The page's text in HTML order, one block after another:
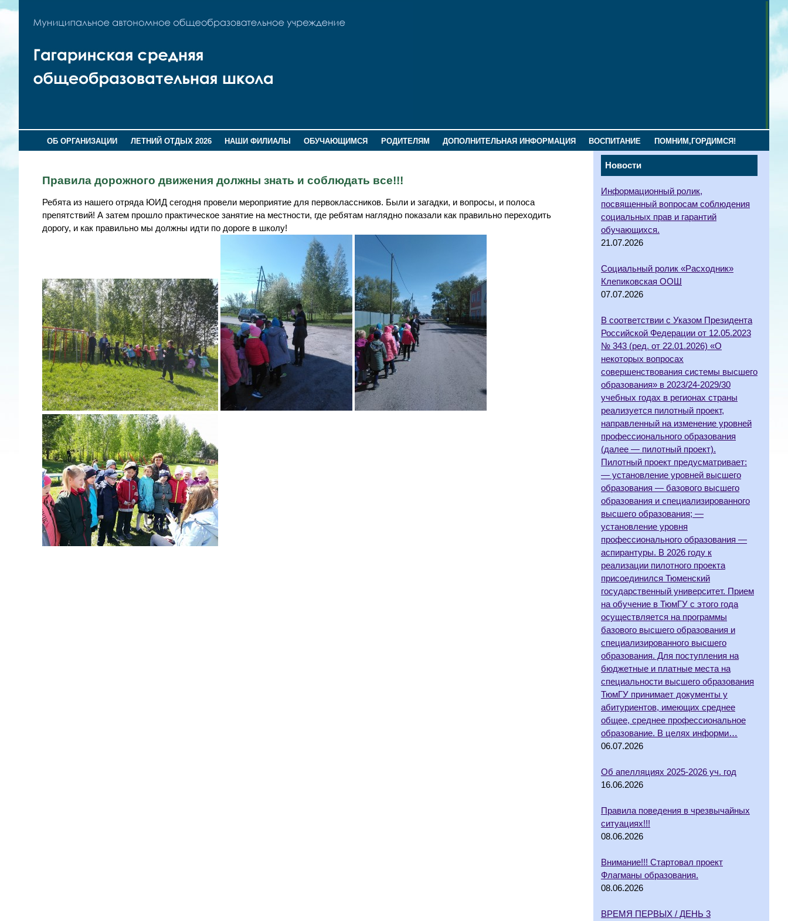
ОБ ОРГАНИЗАЦИИ ЛЕТНИЙ ОТДЫХ 2026 НАШИ ФИЛИАЛЫ ОБУЧАЮЩИМСЯ РОДИТЕЛЯМ ДОПОЛНИТЕЛЬНАЯ ИНФОРМАЦИЯ ВОСПИТАНИЕ ПОМНИМ,ГОРДИМСЯ!
Новости
Информационный ролик,
посвященный вопросам соблюдения
социальных прав и гарантий
обучающихся.
21.07.2026
Социальный ролик «Расходник»
Клепиковская ООШ
07.07.2026
В соответствии с Указом Президента
Российской Федерации от 12.05.2023
№ 343 (ред. от 22.01.2026) «О
некоторых вопросах
совершенствования системы высшего
образования» в 2023/24-2029/30
учебных годах в регионах страны
реализуется пилотный проект,
направленный на изменение уровней
профессионального образования
(далее — пилотный проект).
Пилотный проект предусматривает:
— установление уровней высшего
образования — базового высшего
образования и специализированного
высшего образования; —
установление уровня
профессионального образования —
аспирантуры. В 2026 году к
реализации пилотного проекта
присоединился Тюменский
государственный университет. Прием
на обучение в ТюмГУ с этого года
осуществляется на программы
базового высшего образования и
специализированного высшего
образования. Для поступления на
бюджетные и платные места на
специальности высшего образования
ТюмГУ принимает документы у
абитуриентов, имеющих среднее
общее, среднее профессиональное
образование. В целях информи…
06.07.2026
Об апелляциях 2025-2026 уч. год
16.06.2026
Правила поведения в чрезвычайных
ситуациях!!!
08.06.2026
Внимание!!! Стартовал проект
Флагманы образования.
08.06.2026
ВРЕМЯ ПЕРВЫХ / ДЕНЬ 3
Правила дорожного движения должны знать и соблюдать все!!!
Ребята из нашего отряда ЮИД сегодня провели мероприятие для первоклассников. Были и загадки, и вопросы, и полоса
препятствий! А затем прошло практическое занятие на местности, где ребятам наглядно показали как правильно переходить
дорогу, и как правильно мы должны идти по дороге в школу!